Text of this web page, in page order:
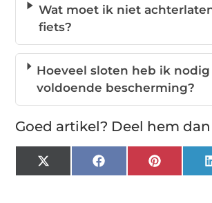
Wat moet ik niet
fiets?
Hoeveel sloten heb ik
voldoende bescherming?
Goed artikel? Deel hem
X
(Twitter)
FacebookPinterest